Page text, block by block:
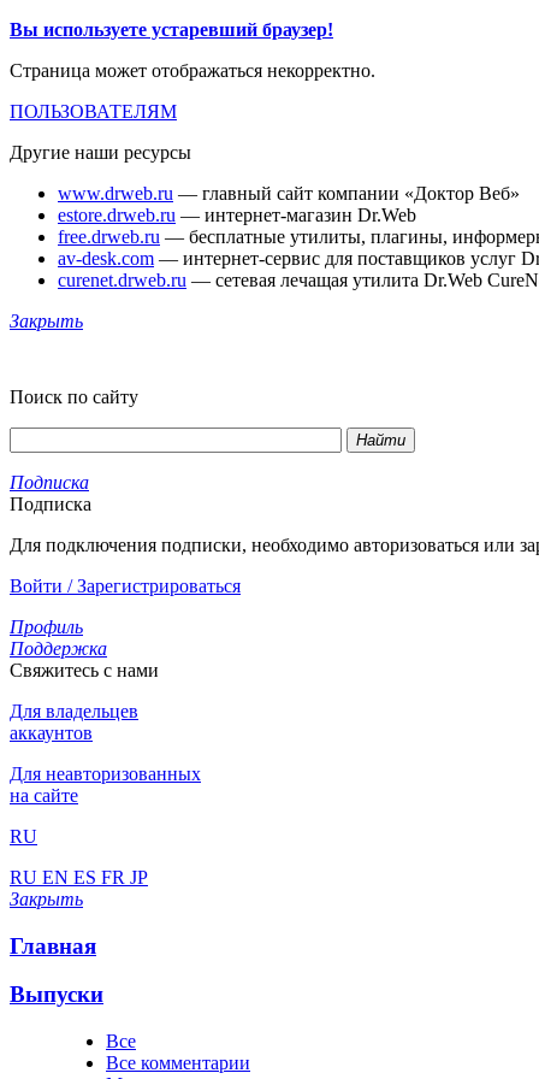
Вы используете устаревший браузер!
Страница может отображаться некорректно.
ПОЛЬЗОВАТЕЛЯМ
Другие наши ресурсы
www.drweb.ru — главный сайт компании «Доктор Веб»
estore.drweb.ru — интернет-магазин Dr.Web
free.drweb.ru — бесплатные утилиты, плагины,
av-desk.com — интернет-сервис для поставщиков услуг
curenet.drweb.ru — сетевая лечащая утилита Dr.Web
Закрыть
Поиск по сайту
Найти
Подписка
Подписка
Для подключения подписки, необходимо авторизоваться или
Войти / Зарегистрироваться
Профиль
Поддержка
Свяжитесь с нами
Для владельцев
аккаунтов
Для неавторизованных
на сайте
RU
RU EN ES FR JP
Закрыть
Главная
Выпуски
Все
Все комментарии